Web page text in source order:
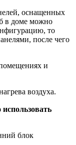
оснащенных
в доме можно
то
после чего
и
воздуха.
блок